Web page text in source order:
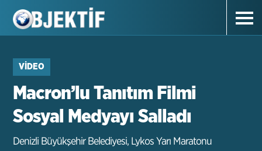
VIDEO
Macron’lu Tanıtım Filmi
Sosyal Medyayı Salladı
Denizli Büyükşehir Belediyesi, Lykos Yarı Maratonu